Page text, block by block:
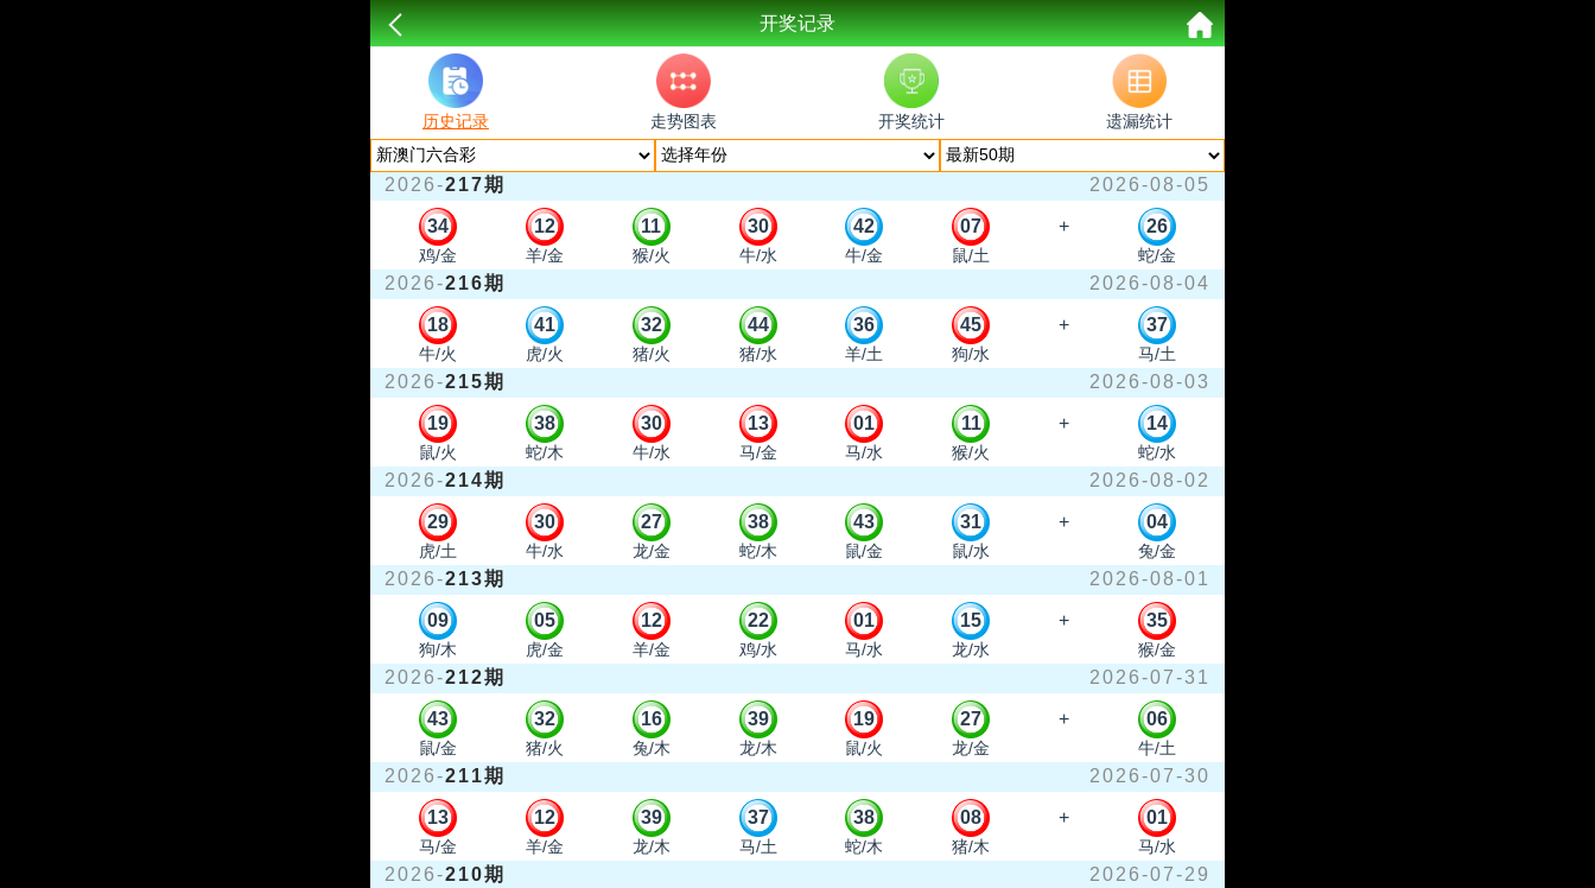
开奖记录
历史记录 走势图表 开奖统计 遗漏统计
2026-217期 2026-08-05
34
鸡/金
12
羊/金
11
猴/火
30
牛/水
42
牛/金
07
鼠/土
+ 26
蛇/金
2026-216期 2026-08-04
18
牛/火
41
虎/火
32
猪/火
44
猪/水
36
羊/土
45
狗/水
+ 37
马/土
2026-215期 2026-08-03
19
鼠/火
38
蛇/木
30
牛/水
13
马/金
01
马/水
11
猴/火
+ 14
蛇/水
2026-214期 2026-08-02
29
虎/土
30
牛/水
27
龙/金
38
蛇/木
43
鼠/金
31
鼠/水
+ 04
兔/金
2026-213期 2026-08-01
09
狗/木
05
虎/金
12
羊/金
22
鸡/水
01
马/水
15
龙/水
+ 35
猴/金
2026-212期 2026-07-31
43
鼠/金
32
猪/火
16
兔/木
39
龙/木
19
鼠/火
27
龙/金
+ 06
牛/土
2026-211期 2026-07-30
13
马/金
12
羊/金
39
龙/木
37
马/土
38
蛇/木
08
猪/木
+ 01
马/水
2026-210期 2026-07-29